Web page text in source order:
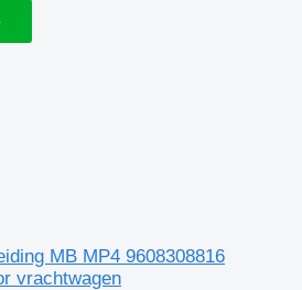
MB MP4 9608308816
vrachtwagen